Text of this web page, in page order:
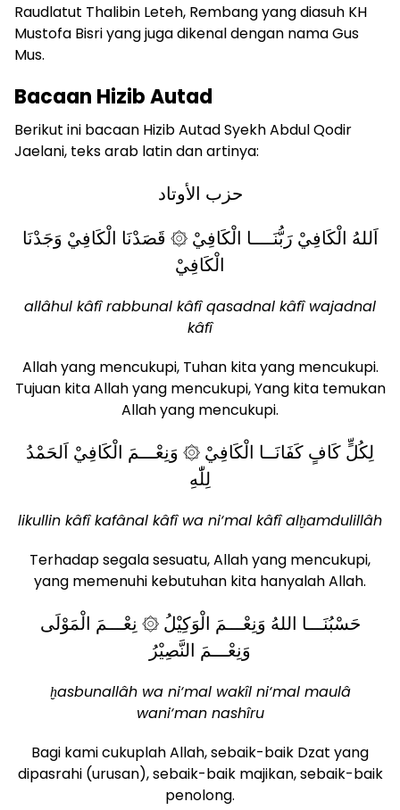
Raudlatut Thalibin Leteh, Rembang yang diasuh KH
Mustofa Bisri yang juga dikenal dengan nama Gus
Mus.
Bacaan Hizib Autad
Berikut ini bacaan Hizib Autad Syekh Abdul Qodir
Jaelani, teks arab latin dan artinya:
حزب الأوتاد
اَللهُ الْكَافِيْ رَبُّنَــــا الْكَافِيْ ۞ قَصَدْنَا الْكَافِيْ وَجَدْنَا
الْكَافِيْ
allâhul kâfî rabbunal kâfî qasadnal kâfî wajadnal
kâfî
Allah yang mencukupi, Tuhan kita yang mencukupi.
Tujuan kita Allah yang mencukupi, Yang kita temukan
Allah yang mencukupi.
لِكُلٍّ كَافٍ كَفَانَــا الْكَافِيْ ۞ وَنِعْـــمَ الْكَافِيْ اَلحَمْدُ
لِلّٰهِ
likullin kâfî kafânal kâfî wa ni‘mal kâfî alḫamdulillâh
Terhadap segala sesuatu, Allah yang mencukupi,
yang memenuhi kebutuhan kita hanyalah Allah.
حَسْبُنَـــا اللهُ وَنِعْـــمَ الْوَكِيْلُ ۞ نِعْـــمَ الْمَوْلَى
وَنِعْـــمَ النَّصِيْرُ
ḫasbunallâh wa ni‘mal wakîl ni‘mal maulâ
wani‘man nashîru
Bagi kami cukuplah Allah, sebaik-baik Dzat yang
dipasrahi (urusan), sebaik-baik majikan, sebaik-baik
penolong.